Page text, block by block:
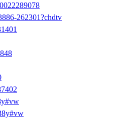
262301?chdtv